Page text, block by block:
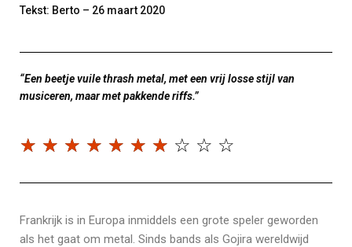
Tekst: Berto – 26 maart 2020
“Een beetje vuile thrash metal, met een vrij losse stijl van
musiceren, maar met pakkende riffs.”
☆ ☆ ☆ ☆ ☆ ☆ ☆ ☆ ☆ ☆
Frankrijk is in Europa inmiddels een grote speler geworden
als het gaat om metal. Sinds bands als Gojira wereldwijd